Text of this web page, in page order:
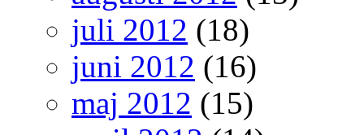
juli 2012 (18)
juni 2012 (16)
maj 2012 (15)